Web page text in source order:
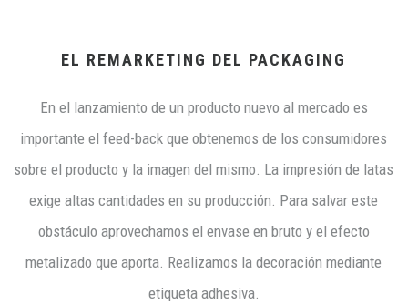
EL REMARKETING DEL PACKAGING
En el lanzamiento de un producto nuevo al mercado es
importante el feed-back que obtenemos de los consumidores
sobre el producto y la imagen del mismo. La impresión de latas
exige altas cantidades en su producción. Para salvar este
obstáculo aprovechamos el envase en bruto y el efecto
metalizado que aporta. Realizamos la decoración mediante
etiqueta adhesiva.